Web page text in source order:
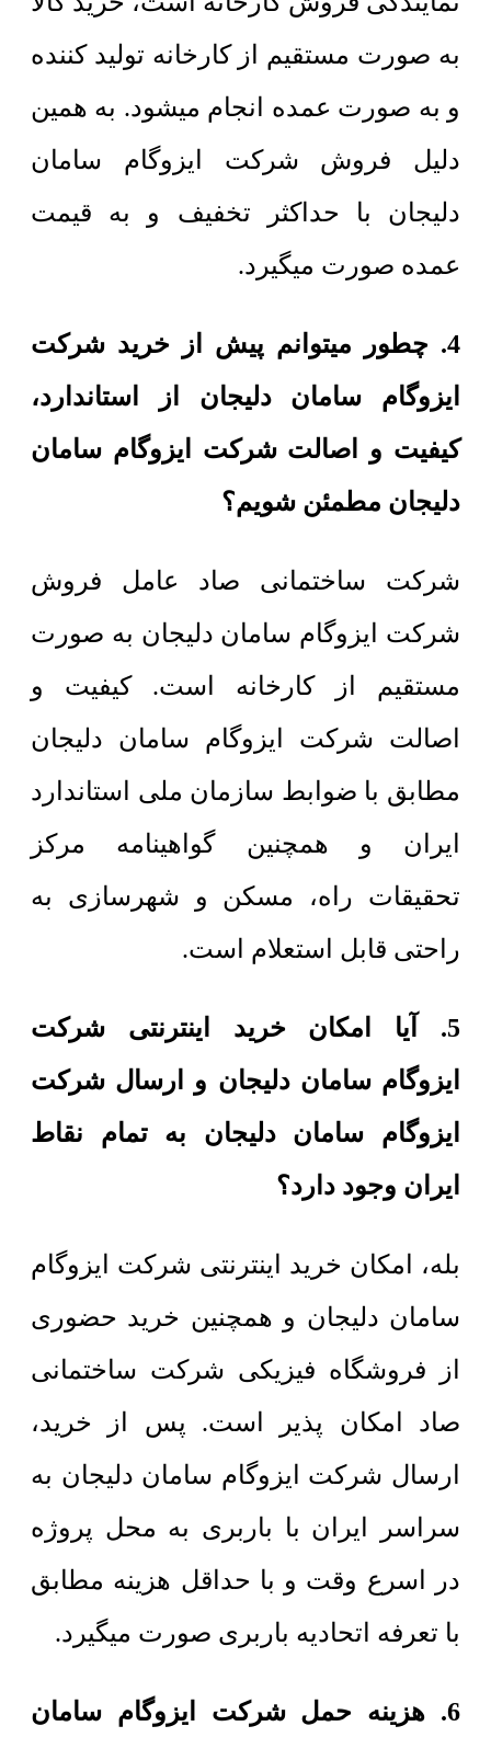
به صورت مستقیم از کارخانه تولید کننده
و به صورت عمده انجام میشود. به همین
دلیل فروش شرکت ایزوگام سامان
دلیجان با حداکثر تخفیف و به قیمت
عمده صورت میگیرد.
4. چطور میتوانم پیش از خرید شرکت
ایزوگام سامان دلیجان از استاندارد،
کیفیت و اصالت شرکت ایزوگام سامان
دلیجان مطمئن شویم؟
شرکت ساختمانی صاد عامل فروش
شرکت ایزوگام سامان دلیجان به صورت
مستقیم از کارخانه است. کیفیت و
اصالت شرکت ایزوگام سامان دلیجان
مطابق با ضوابط سازمان ملی استاندارد
ایران و همچنین گواهینامه مرکز
تحقیقات راه، مسکن و شهرسازی به
راحتی قابل استعلام است.
5. آیا امکان خرید اینترنتی شرکت
ایزوگام سامان دلیجان و ارسال شرکت
ایزوگام سامان دلیجان به تمام نقاط
ایران وجود دارد؟
بله، امکان خرید اینترنتی شرکت ایزوگام
سامان دلیجان و همچنین خرید حضوری
از فروشگاه فیزیکی شرکت ساختمانی
صاد امکان پذیر است. پس از خرید،
ارسال شرکت ایزوگام سامان دلیجان به
سراسر ایران با باربری به محل پروژه
در اسرع وقت و با حداقل هزینه مطابق
با تعرفه اتحادیه باربری صورت میگیرد.
6. هزینه حمل شرکت ایزوگام سامان